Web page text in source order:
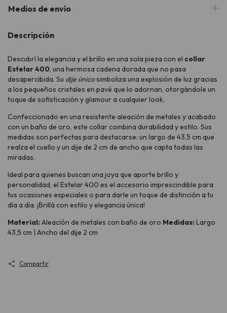
Medios de envío
Descripción
Descubrí la elegancia y el brillo en una sola pieza con el collar
Estelar 400, una hermosa cadena dorada que no pasa
desapercibida. Su dije únicosimboliza una explosión de luz gracias
a los pequeños cristales en pavé que lo adornan, otorgándole un
toque de sofisticación y glamour a cualquier look.
Confeccionado en una resistente aleación de metales y acabado
con un baño de oro, este collar combina durabilidad y estilo. Sus
medidas son perfectas para destacarse: un largo de 43,5 cm que
realza el cuello y un dije de 2 cm de ancho que capta todas las
miradas.
Ideal para quienes buscan una joya que aporte brillo y
personalidad, el Estelar 400 es el accesorio imprescindible para
tus ocasiones especiales o para darle un toque de distinción a tu
día a día. ¡Brillá con estilo y elegancia única!
Material: Aleación de metales con baño de oro Medidas: Largo
43,5 cm | Ancho del dije 2 cm
Compartir